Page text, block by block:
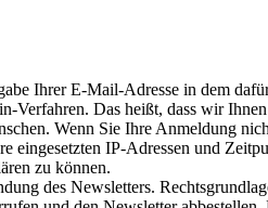
Ihrer E-Mail-Adresse in dem
Das heißt, dass wir
Wenn Sie Ihre Anmeldung
eingesetzten IP-Adressen und
zu können.
des Newsletters.